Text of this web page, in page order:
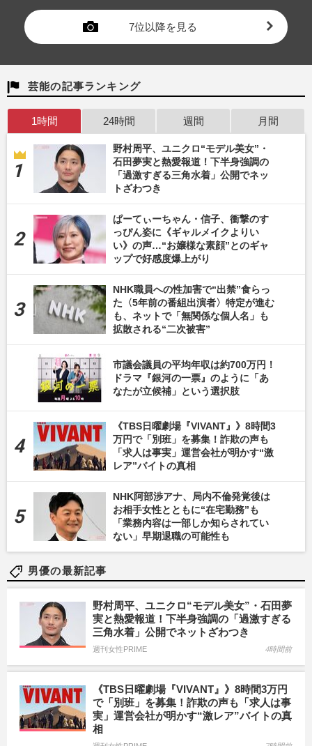
7位以降を見る
芸能の記事ランキング
1時間 24時間 週間 月間
野村周平、ユニクロ“モデル美女”・
石田夢実と熱愛報道！下半身強調の
「過激すぎる三角水着」公開でネッ
トざわつき
ぱーてぃーちゃん・信子、衝撃のす
っぴん姿に《ギャルメイクよりい
い》の声…“お嬢様な素顔”とのギャ
ップで好感度爆上がり
NHK職員への性加害で“出禁”食らっ
た〈5年前の番組出演者〉特定が進む
も、ネットで「無関係な個人名」も
拡散される“二次被害”
市議会議員の平均年収は約700万円！
ドラマ『銀河の一票』のように「あ
なたが立候補」という選択肢
《TBS日曜劇場『VIVANT』》8時間3
万円で「別班」を募集！詐欺の声も
「求人は事実」運営会社が明かす“激
レア”バイトの真相
NHK阿部渉アナ、局内不倫発覚後は
お相手女性とともに“在宅勤務”も
「業務内容は一部しか知らされてい
ない」早期退職の可能性も
男優の最新記事
野村周平、ユニクロ“モデル美女”・石田夢
実と熱愛報道！下半身強調の「過激すぎる
三角水着」公開でネットざわつき
週刊女性PRIME 4時間前
《TBS日曜劇場『VIVANT』》8時間3万円
で「別班」を募集！詐欺の声も「求人は事
実」運営会社が明かす“激レア”バイトの真
相